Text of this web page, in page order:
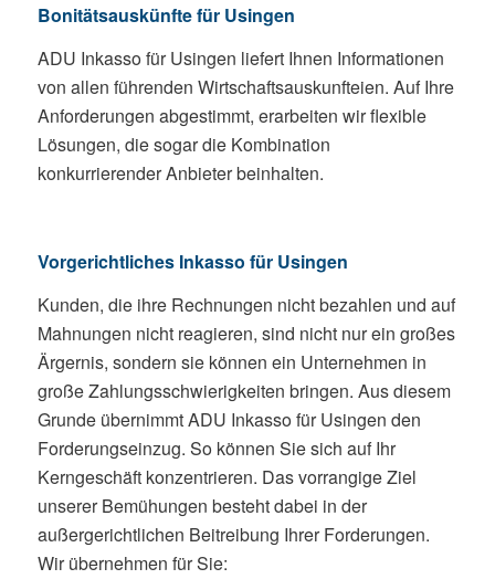
Bonitätsauskünfte für Usingen
ADU Inkasso für Usingen liefert Ihnen Informationen
von allen führenden Wirtschaftsauskunfteien. Auf Ihre
Anforderungen abgestimmt, erarbeiten wir flexible
Lösungen, die sogar die Kombination
konkurrierender Anbieter beinhalten.
Vorgerichtliches Inkasso für Usingen
Kunden, die ihre Rechnungen nicht bezahlen und auf
Mahnungen nicht reagieren, sind nicht nur ein großes
Ärgernis, sondern sie können ein Unternehmen in
große Zahlungsschwierigkeiten bringen. Aus diesem
Grunde übernimmt ADU Inkasso für Usingen den
Forderungseinzug. So können Sie sich auf Ihr
Kerngeschäft konzentrieren. Das vorrangige Ziel
unserer Bemühungen besteht dabei in der
außergerichtlichen Beitreibung Ihrer Forderungen.
Wir übernehmen für Sie: